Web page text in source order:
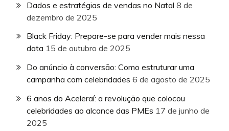
Dados e estratégias de vendas no Natal 8 de
dezembro de 2025
Black Friday: Prepare-se para vender mais nessa
data 15 de outubro de 2025
Do anúncio à conversão: Como estruturar uma
campanha com celebridades 6 de agosto de 2025
6 anos do Aceleraí: a revolução que colocou
celebridades ao alcance das PMEs 17 de junho de
2025